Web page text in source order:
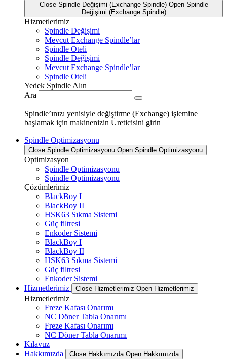
Close Spindle Değişimi (Exchange Spindle) Open Spindle
Değişimi (Exchange Spindle)
Hizmetlerimiz
Spindle Değişimi
Mevcut Exchange Spindle’lar
Spindle Oteli
Spindle Değişimi
Mevcut Exchange Spindle’lar
Spindle Oteli
Yedek Spindle Alın
Ara
Spindle’ınızı yenisiyle değiştirme (Exchange) işlemine
başlamak için makinenizin Üreticisini girin
Spindle Optimizasyonu
Close Spindle Optimizasyonu Open Spindle Optimizasyonu
Optimizasyon
Spindle Optimizasyonu
Spindle Optimizasyonu
Çözümlerimiz
BlackBoy I
BlackBoy II
HSK63 Sıkma Sistemi
Güç filtresi
Enkoder Sistemi
BlackBoy I
BlackBoy II
HSK63 Sıkma Sistemi
Güç filtresi
Enkoder Sistemi
Hizmetlerimiz
Close Hizmetlerimiz Open Hizmetlerimiz
Hizmetlerimiz
Freze Kafası Onarımı
NC Döner Tabla Onarımı
Freze Kafası Onarımı
NC Döner Tabla Onarımı
Kılavuz
Hakkımızda
Close Hakkımızda Open Hakkımızda